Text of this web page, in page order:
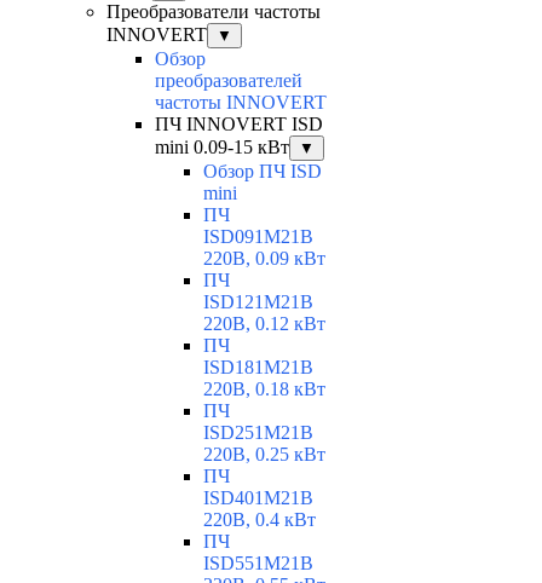
Преобразователи частоты
INNOVERT
▼
Обзор
преобразователей
частоты INNOVERT
ПЧ INNOVERT ISD
mini 0.09-15 кВт
▼
Обзор ПЧ ISD
mini
ПЧ
ISD091M21B
220В, 0.09 кВт
ПЧ
ISD121M21B
220В, 0.12 кВт
ПЧ
ISD181M21B
220В, 0.18 кВт
ПЧ
ISD251M21B
220В, 0.25 кВт
ПЧ
ISD401M21B
220В, 0.4 кВт
ПЧ
ISD551M21B